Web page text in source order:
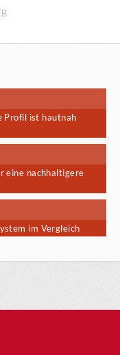
Info
Profil ist hautnah
eine nachhaltigere
im Vergleich